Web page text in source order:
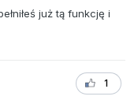
już tą funkcję i
1